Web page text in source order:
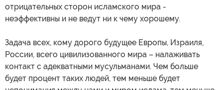
отрицательных сторон исламского мира -
неэффективны и не ведут ни к чему хорошему.
Задача всех, кому дорого будущее Европы, Израиля,
России, всего цивилизованного мира – налаживать
контакт с адекватными мусульманами. Чем больше
будет процент таких людей, тем меньше будет